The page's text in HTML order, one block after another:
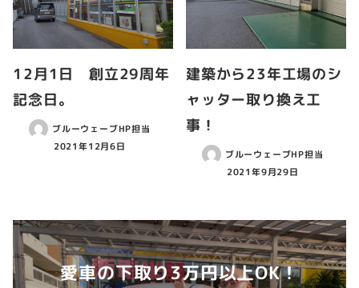
12月1日 創立29周年
記念日。
ブルーウェーブHP担当
2021年12月6日
建築から23年工場のシ
ャッター取り換え工
事！
ブルーウェーブHP担当
2021年9月29日
愛車の下取り3万円以上OK！